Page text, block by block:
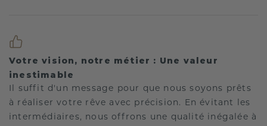
Votre vision, notre métier : Une valeur
inestimable
Il suffit d'un message pour que nous soyons prêts
à réaliser votre rêve avec précision. En évitant les
intermédiaires, nous offrons une qualité inégalée à